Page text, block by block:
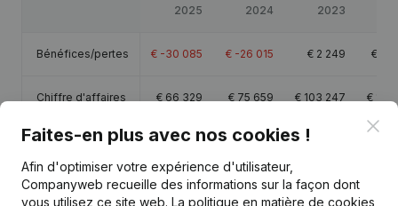
2025 2024 2023
Bénéfices/pertes € -30 085 € -26 015 € 2 249 €
Chiffre d'affaires € 66 329 € 75 659 € 103 247 €
Capitaux propres €33 655 €63 740 €
Marge brute €-18 442 €-10 609 €13 252
Faites-en plus avec nos cookies !
Afin d'optimiser votre expérience d'utilisateur,
Companyweb recueille des informations sur la façon dont
vous utilisez ce site web. La politique en matière de cookies